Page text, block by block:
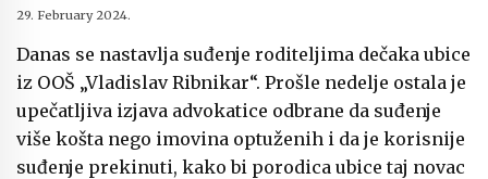
29. February 2024.
Danas se nastavlja suđenje roditeljima dečaka ubice
iz OOŠ „Vladislav Ribnikar“. Prošle nedelje ostala je
upečatljiva izjava advokatice odbrane da suđenje
više košta nego imovina optuženih i da je korisnije
suđenje prekinuti, kako bi porodica ubice taj novac